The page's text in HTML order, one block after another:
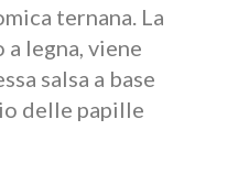
ternana. La
legna, viene
salsa a base
delle papille